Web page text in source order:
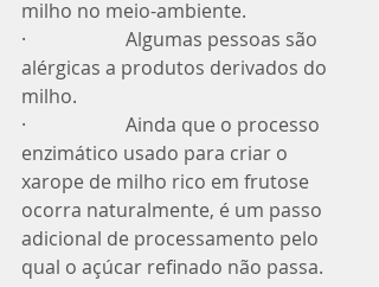
milho no meio-ambiente.
·                     Algumas pessoas são
alérgicas a produtos derivados do
milho.
·                     Ainda que o processo
enzimático usado para criar o
xarope de milho rico em frutose
ocorra naturalmente, é um passo
adicional de processamento pelo
qual o açúcar refinado não passa.